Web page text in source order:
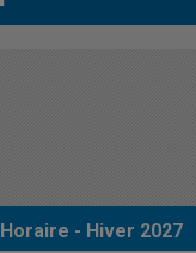
Horaire - Hiver 2027